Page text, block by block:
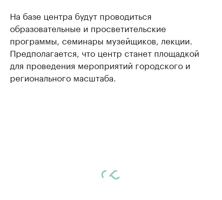
На базе центра будут проводиться
образовательные и просветительские
программы, семинары музейщиков, лекции.
Предполагается, что центр станет площадкой
для проведения мероприятий городского и
регионального масштаба.